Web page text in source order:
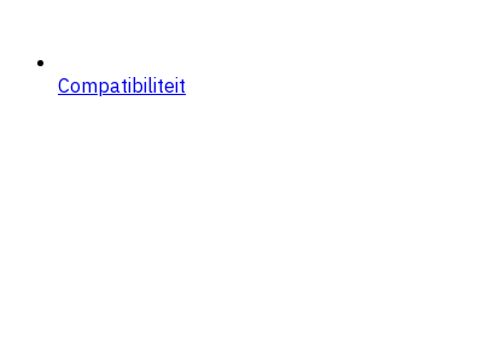
Compatibiliteit